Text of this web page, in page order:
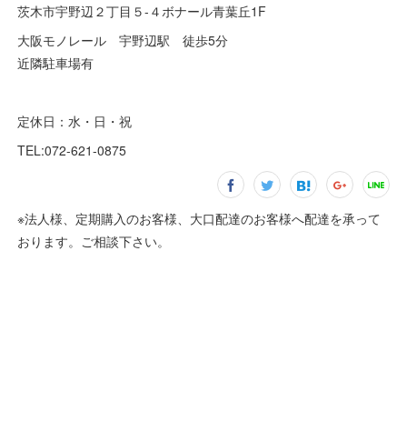
茨木市宇野辺２丁目５-４ボナール青葉丘1F
大阪モノレール 宇野辺駅 徒歩5分
近隣駐車場有
定休日：水・日・祝
TEL:072-621-0875
※法人様、定期購入のお客様、大口配達のお客様へ配達を承って
おります。ご相談下さい。